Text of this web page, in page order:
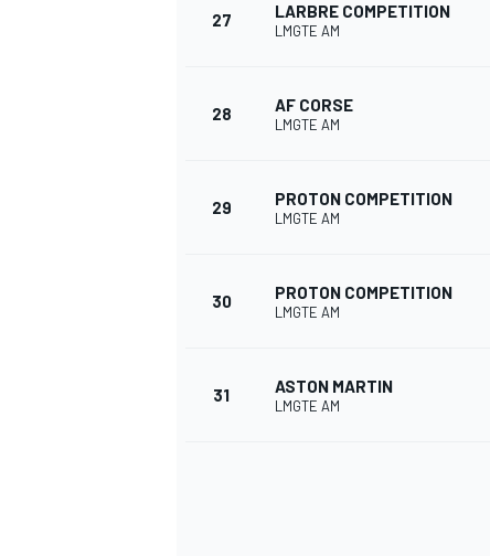
27 LARBRE COMPETITION
LMGTE AM
28 AF CORSE
LMGTE AM
29 PROTON COMPETITION
LMGTE AM
30 PROTON COMPETITION
LMGTE AM
31 ASTON MARTIN
LMGTE AM